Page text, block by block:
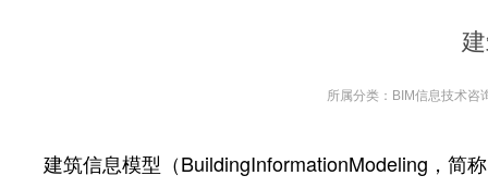
所属分类： BIM信息技术咨
建筑信息模型（BuildingInformationModeling，简